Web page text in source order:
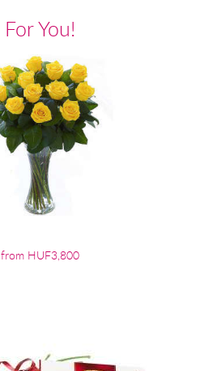
For You!
from HUF3,800